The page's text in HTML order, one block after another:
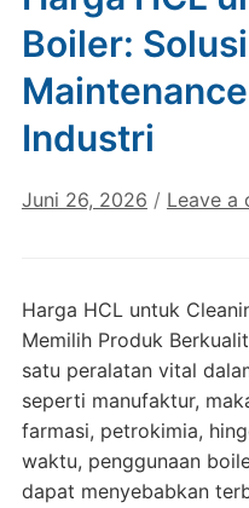
Boiler:
Industri
Juni 26, 2026 / Leave a
Harga HCL untuk
Memilih Produk
satu peralatan vital
seperti manufaktur,
farmasi, petrokimia,
waktu, penggunaan
dapat menyebabkan